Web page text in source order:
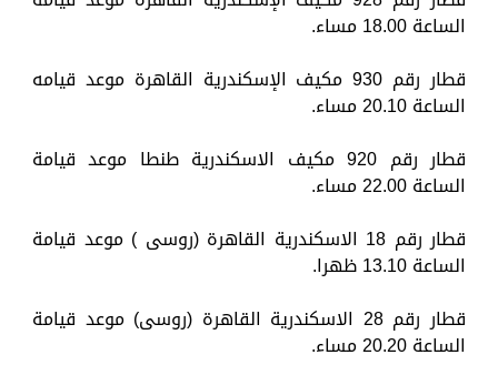
الساعة 18.00 مساء.
قطار رقم 930 مكيف الإسكندرية القاهرة موعد قيامه
الساعة 20.10 مساء.
قطار رقم 920 مكيف الاسكندرية طنطا موعد قيامة
الساعة 22.00 مساء.
قطار رقم 18 الاسكندرية القاهرة (روسى ) موعد قيامة
الساعة 13.10 ظهرا.
قطار رقم 28 الاسكندرية القاهرة (روسى) موعد قيامة
الساعة 20.20 مساء.